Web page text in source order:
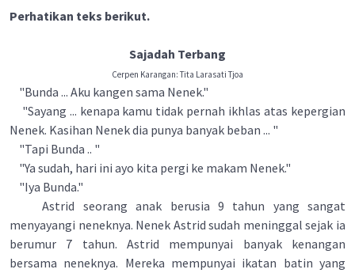
Perhatikan teks berikut.
Sajadah Terbang
Cerpen Karangan: Tita Larasati Tjoa
"Bunda ... Aku kangen sama Nenek."
"Sayang ... kenapa kamu tidak pernah ikhlas atas kepergian
Nenek. Kasihan Nenek dia punya banyak beban ... "
"Tapi Bunda .. "
"Ya sudah, hari ini ayo kita pergi ke makam Nenek."
"Iya Bunda."
Astrid seorang anak berusia 9 tahun yang sangat
menyayangi neneknya. Nenek Astrid sudah meninggal sejak ia
berumur 7 tahun. Astrid mempunyai banyak kenangan
bersama neneknya. Mereka mempunyai ikatan batin yang